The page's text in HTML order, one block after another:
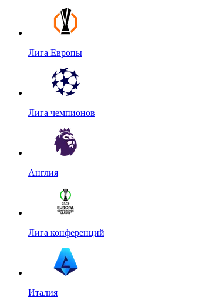
Лига Европы
Лига чемпионов
Англия
Лига конференций
Италия